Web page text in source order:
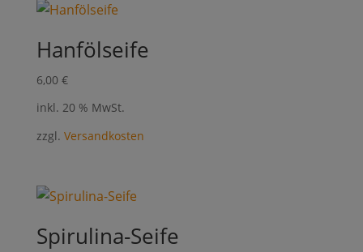
Hanfölseife
6,00 €
inkl. 20 % MwSt.
zzgl. Versandkosten
Spirulina-Seife